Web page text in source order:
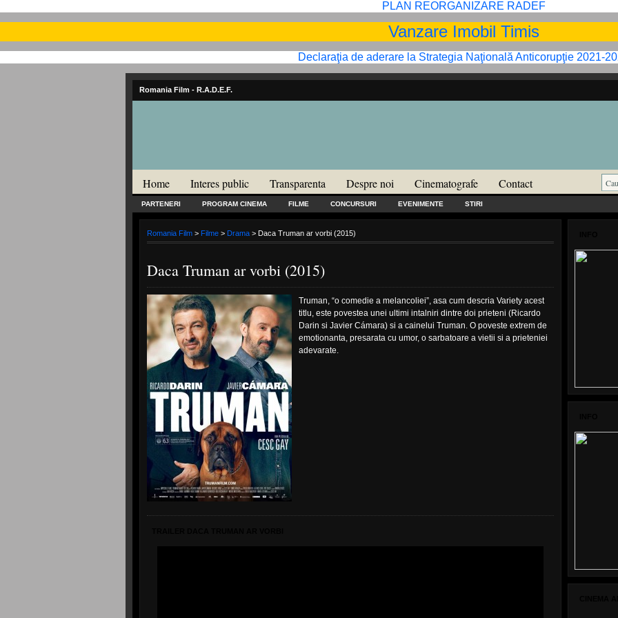
PLAN REORGANIZARE RADEF
Vanzare Imobil Timis
Declaraţia de aderare la Strategia Naţională Anticorupţie 2021-
Romania Film - R.A.D.E.F.
Home Interes public Transparenta Despre noi Cinematografe Contact
PARTENERI PROGRAM CINEMA FILME CONCURSURI EVENIMENTE STIRI
Romania Film> Filme> Drama> Daca Truman ar vorbi (2015)
Daca Truman ar vorbi (2015)
Truman, “o comedie a melancoliei”, asa cum descria Variety acest
titlu, este povestea unei ultimi intalniri dintre doi prieteni (Ricardo
Darin si Javier Cámara) si a cainelui Truman. O poveste extrem de
emotionanta, presarata cu umor, o sarbatoare a vietii si a prieteniei
adevarate.